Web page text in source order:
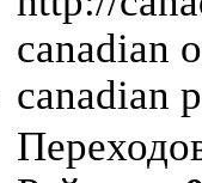
canadian
canadian